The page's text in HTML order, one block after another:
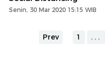
Senin, 30 Mar 2020 15:15 WIB
Prev 1 ...